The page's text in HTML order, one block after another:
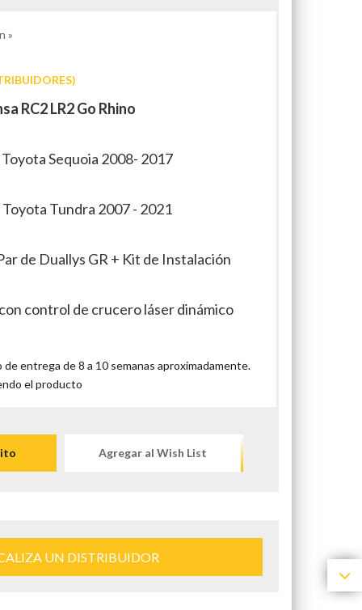
»
RC2 LR2 Go Rhino
Sequoia 2008- 2017
Tundra 2007 - 2021
de Duallys GR + Kit de Instalación
control de crucero láser dinámico
entrega de 8 a 10 semanas aproximadamente.
el producto
Agregar al Wish List
UN DISTRIBUIDOR